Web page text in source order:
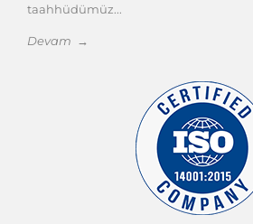
taahhüdümüz...
Devam →